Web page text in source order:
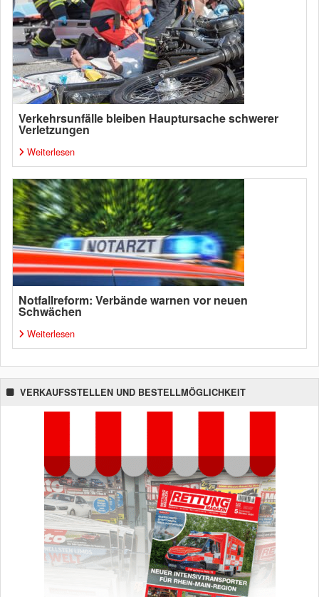
Verkehrsunfälle bleiben Hauptursache schwerer
Verletzungen
Weiterlesen
Notfallreform: Verbände warnen vor neuen
Schwächen
Weiterlesen
VERKAUFSSTELLEN UND BESTELLMÖGLICHKEIT